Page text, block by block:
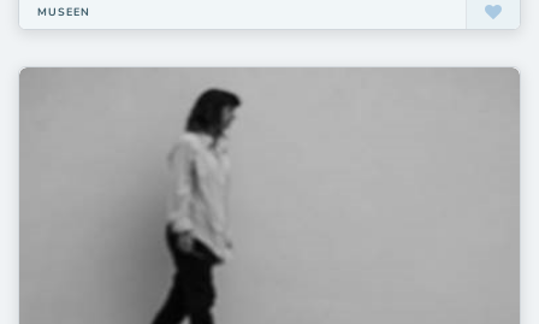
Klassik Stiftung Weimar
Klingspor Museum
Kröller-Müller Museum Otterlo
Kulturhistorisches Museum Franziskanerkloster Zittau
Kunst- und Ausstellungshalle der Bundesrepublik Deutschland
Kunst- und Kulturstiftung Opelvillen Rüsselsheim
Kunstforum Berliner Volksbank
Kunstforum Gotha
Kunstgewerbemuseum Berlin
Kunsthalle Baden-Baden
Kunsthalle Bielefeld
MUSEEN